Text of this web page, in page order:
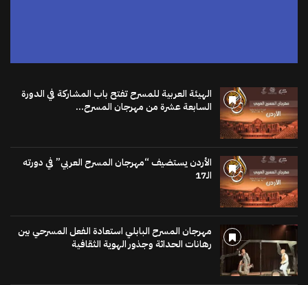
الهيئة العربية للمسرح تفتح باب المشاركة في الدورة
السابعة عشرة من مهرجان المسرح...
الأردن يستضيف “مهرجان المسرح العربي” في دورته
الـ17
مهرجان المسرح البابلي استعادة الفعل المسرحي بين
رهانات الحداثة وجذور الهوية الثقافية